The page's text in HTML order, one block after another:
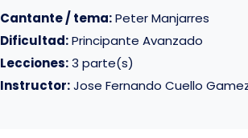
Cantante / tema:Peter Manjarres
Dificultad:Principante Avanzado
Lecciones:3 parte(s)
Instructor:Jose Fernando Cuello